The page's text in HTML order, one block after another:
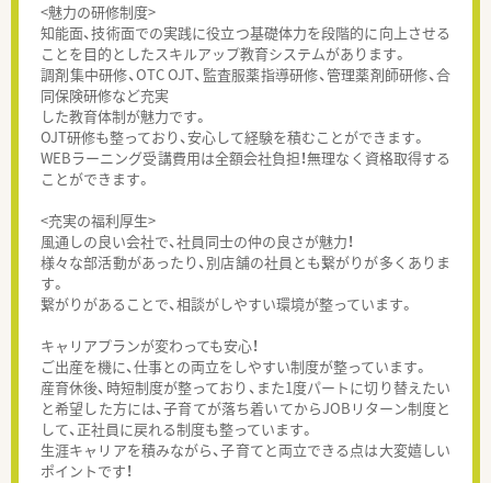
<魅力の研修制度>
知能面、技術面での実践に役立つ基礎体力を段階的に向上させる
ことを目的としたスキルアップ教育システムがあります。
調剤集中研修、OTC OJT、監査服薬指導研修、管理薬剤師研修、合
同保険研修など充実
した教育体制が魅力です。
OJT研修も整っており、安心して経験を積むことができます。
WEBラーニング受講費用は全額会社負担！無理なく資格取得する
ことができます。
<充実の福利厚生>
風通しの良い会社で、社員同士の仲の良さが魅力！
様々な部活動があったり、別店舗の社員とも繋がりが多くありま
す。
繋がりがあることで、相談がしやすい環境が整っています。
キャリアプランが変わっても安心！
ご出産を機に、仕事との両立をしやすい制度が整っています。
産育休後、時短制度が整っており、また1度パートに切り替えたい
と希望した方には、子育てが落ち着いてからJOBリターン制度と
して、正社員に戻れる制度も整っています。
生涯キャリアを積みながら、子育てと両立できる点は大変嬉しい
ポイントです！